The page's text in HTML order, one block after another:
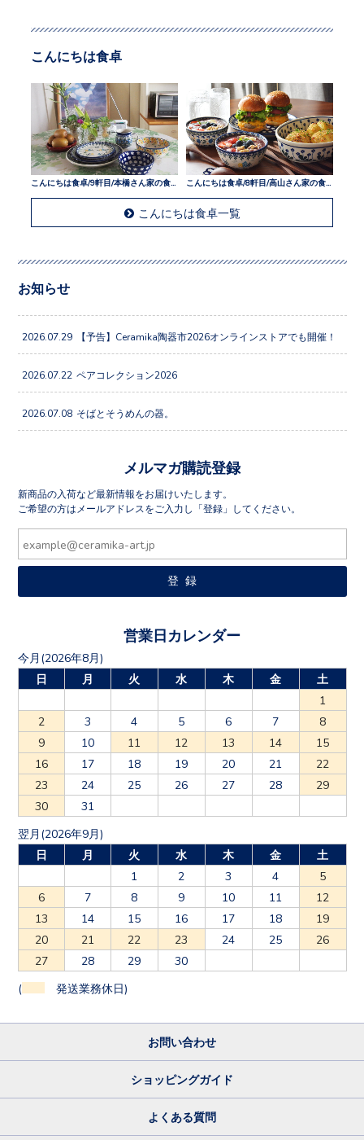
こんにちは食卓
こんにちは食卓/9軒目/本橋さん家の食卓
こんにちは食卓一覧
お知らせ
2026.07.29 【予告】Ceramika陶器市2026オンラインストアでも開催！
2026.07.22 ペアコレクション2026
2026.07.08 そばとそうめんの器。
メルマガ購読登録
新商品の入荷など最新情報をお届けいたします。
ご希望の方はメールアドレスをご入力し「登録」してください。
営業日カレンダー
今月(2026年8月)
日
月 火 水 木 金
土
1
2
3 4 5 6 7
8
9
10 11 12 13 14
15
16
17 18 19 20 21
22
23
24 25 26 27 28
29
30
31
翌月(2026年9月)
日
月 火 水 木 金
土
1
2 3 4
5
6
7 8 9 10 11
12
13
14 15 16 17 18
19
20
21 22 23 24 25
26
27
28 29 30
( 発送業務休日)
お問い合わせ
ショッピングガイド
よくある質問